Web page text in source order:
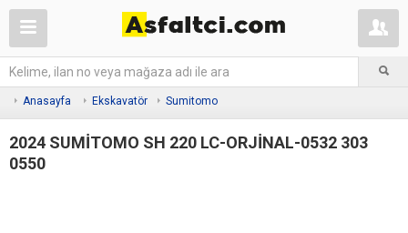
Anasayfa Ekskavatör Sumitomo
2024 SUMİTOMO SH 220 LC-ORJİNAL-0532 303
0550